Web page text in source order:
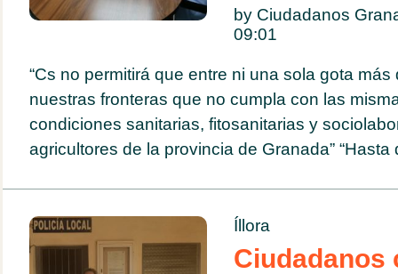
by Ciudadanos
09:01
“Cs no permitirá que entre ni una sola gota
nuestras fronteras que no cumpla con las
condiciones sanitarias, fitosanitarias y
agricultores de la provincia de Granada”
Íllora
Ciudadanos